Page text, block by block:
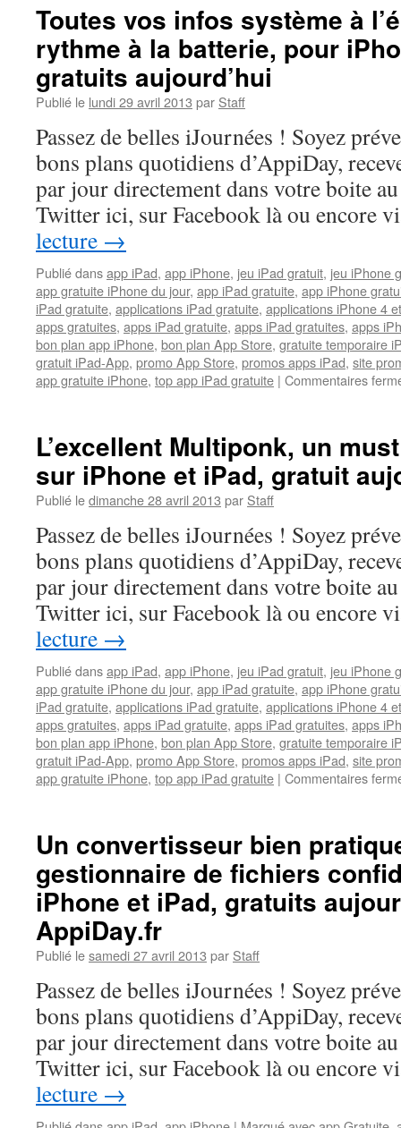
sur
iPhone
et
de
bons
petits
plats
avec
l’appli
iPad
gratuite
aujourd’hui
Toutes vos infos système à
rythme à la batterie, pour
gratuits aujourd’hui
Publié le lundi 29 avril 2013 par Staff
Passez de belles iJournées ! Soyez
bons plans quotidiens d’AppiDay,
par jour directement dans votre boite
Twitter ici, sur Facebook là ou encore
lecture →
Publié dansapp iPad, app iPhone, jeu iPad gratuit, jeu iPhone
app gratuite iPhone du jour, app iPad gratuite, app iPhone
iPad gratuite, applications iPad gratuite, applications iPhone 4
apps gratuites, apps iPad gratuite, apps iPad gratuites, apps
bon plan app iPhone, bon plan App Store, gratuite temporaire
gratuit iPad-App, promo App Store, promos apps iPad, site
app gratuite iPhone, top app iPad gratuite | Commentaires
L’excellent Multiponk, un
sur iPhone et iPad, gratuit
Publié ledimanche 28 avril 2013 par Staff
Passez de belles iJournées ! Soyez
bons plans quotidiens d’AppiDay,
par jour directement dans votre boite
Twitter ici, sur Facebook là ou encore
lecture →
Publié dansapp iPad, app iPhone, jeu iPad gratuit, jeu iPhone
app gratuite iPhone du jour, app iPad gratuite, app iPhone
iPad gratuite, applications iPad gratuite, applications iPhone 4
apps gratuites, apps iPad gratuite, apps iPad gratuites, apps
bon plan app iPhone, bon plan App Store, gratuite temporaire
gratuit iPad-App, promo App Store, promos apps iPad, site
app gratuite iPhone, top app iPad gratuite | Commentaires
Un convertisseur bien
gestionnaire de fichiers
iPhone et iPad, gratuits
AppiDay.fr
Publié lesamedi 27 avril 2013 par Staff
Passez de belles iJournées ! Soyez
bons plans quotidiens d’AppiDay,
par jour directement dans votre boite
Twitter ici, sur Facebook là ou encore
lecture →